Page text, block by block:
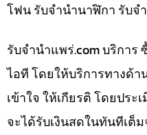
โฟน รับจำนำนาฬิกา รับจ
รับจํานําแพร่.com บริกา
ไอที โดยให้บริการทางด้
เข้าใจ ให้เกียรติ โดยประ
จะได้รับเงินสดในทันทีเต็